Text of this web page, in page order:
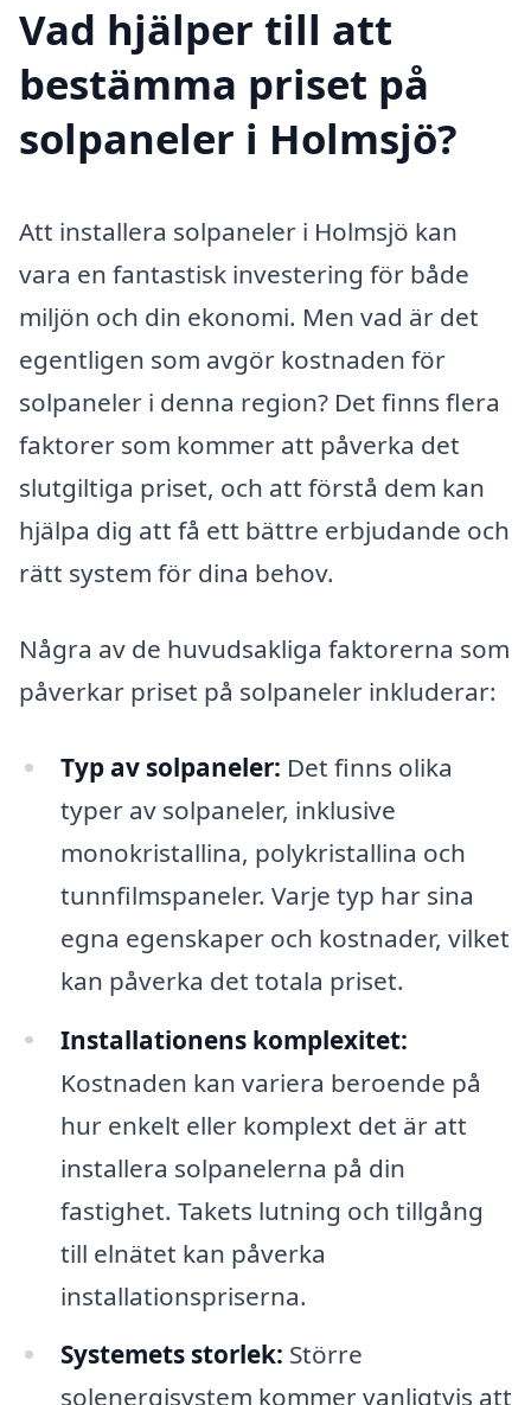
Vad hjälper till att
bestämma priset på
solpaneler i Holmsjö?
Att installera solpaneler i Holmsjö kan
vara en fantastisk investering för både
miljön och din ekonomi. Men vad är det
egentligen som avgör kostnaden för
solpaneler i denna region? Det finns flera
faktorer som kommer att påverka det
slutgiltiga priset, och att förstå dem kan
hjälpa dig att få ett bättre erbjudande och
rätt system för dina behov.
Några av de huvudsakliga faktorerna som
påverkar priset på solpaneler inkluderar:
Typ av solpaneler: Det finns olika
typer av solpaneler, inklusive
monokristallina, polykristallina och
tunnfilmspaneler. Varje typ har sina
egna egenskaper och kostnader, vilket
kan påverka det totala priset.
Installationens komplexitet:
Kostnaden kan variera beroende på
hur enkelt eller komplext det är att
installera solpanelerna på din
fastighet. Takets lutning och tillgång
till elnätet kan påverka
installationspriserna.
Systemets storlek: Större
solenergisystem kommer vanligtvis att